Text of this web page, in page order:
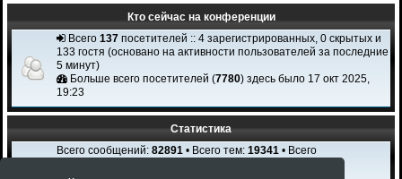
Кто сейчас на конференции
Всего 137 посетителей :: 4 зарегистрированных, 0 скрытых и
133 гостя (основано на активности пользователей за последние
5 минут)
Больше всего посетителей (7780) здесь было 17 окт 2025,
19:23
Статистика
Всего сообщений: 82891 • Всего тем: 19341 • Всего